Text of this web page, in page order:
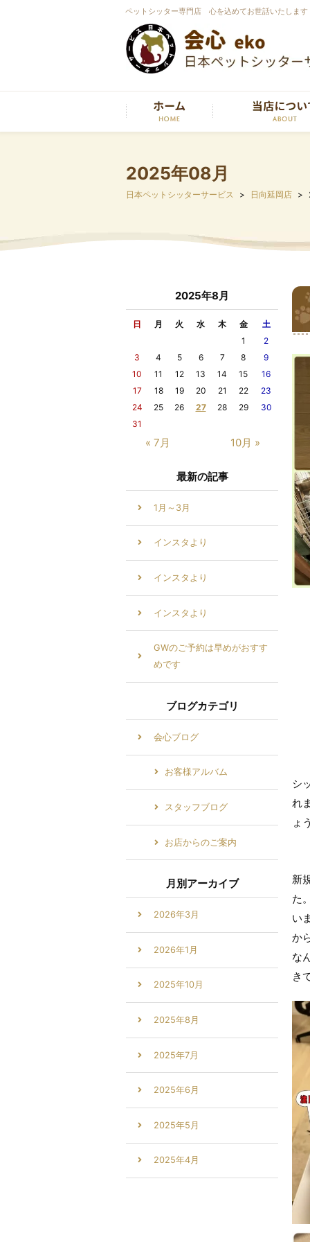
ペットシッター専門店 心を込めてお世話いたします
2025年08月
日本ペットシッターサービス 日向延岡店
シ
れ
ょ
新
た
い
か
な
き
2025年8月
日 月 火 水 木 金 土
« 7月 10月 »
1
2
3
4 5 6 7 8
9
10
11 12 13 14 15
16
17
18 19 20 21 22
23
24
25 26 27 28 29
30
31
最新の記事
1月～3月
インスタより
インスタより
インスタより
GWのご予約は早めがおすす
めです
ブログカテゴリ
会心ブログ
お客様アルバム
スタッフブログ
お店からのご案内
月別アーカイブ
2026年3月
2026年1月
2025年10月
2025年8月
2025年7月
2025年6月
2025年5月
2025年4月